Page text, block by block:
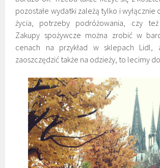
pozostałe wydatki zależą tylko i wyłącznie
życia, potrzeby podróżowania, czy też
Zakupy spożywcze można zrobić w
cenach na przykład w sklepach Lidl,
zaoszczędzić także na odzieży, to lecimy